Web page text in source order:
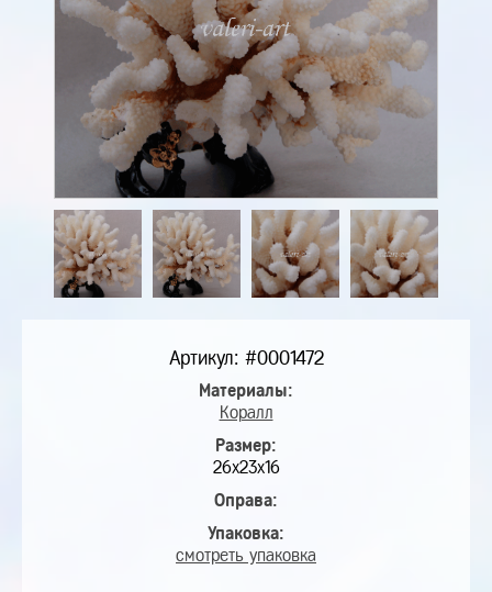
Артикул: #0001472
Материалы:
Коралл
Размер:
26х23х16
Оправа:
Упаковка:
смотреть упаковка